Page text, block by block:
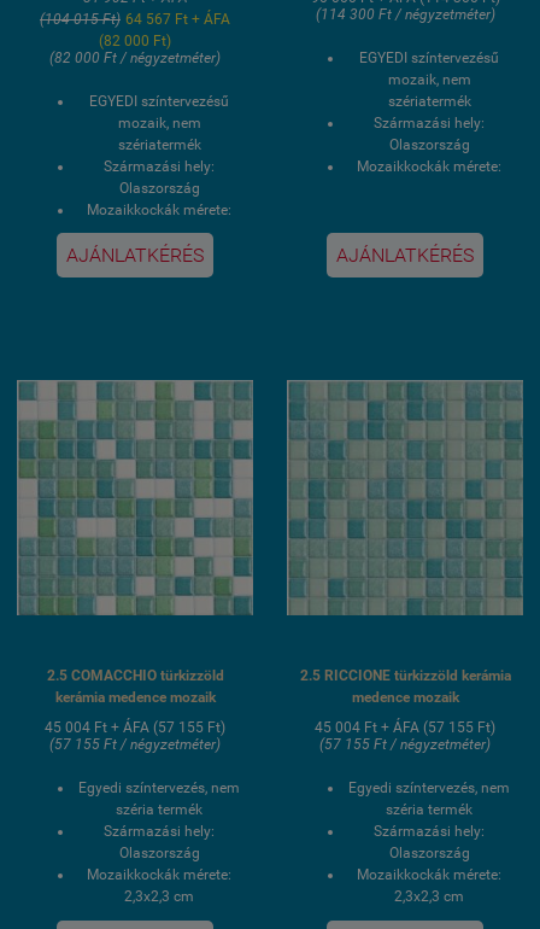
(104 015 Ft) 64 567 Ft + ÁFA
(82 000 Ft)
(82 000 Ft / négyzetméter)
EGYEDI színtervezésű
mozaik, nem
szériatermék
Származási hely:
Olaszország
Mozaikkockák mérete:
1x1 cm
Fagyálló, saválló
Speciális
Szállítási idő 3-4 hét
AJÁNLATKÉRÉS
(114 300 Ft / négyzetméter)
EGYEDI színtervezésű
mozaik, nem
szériatermék
Származási hely:
Olaszország
Mozaikkockák mérete:
Speciális
medenceburkolásra
előkíszített rögzítőhálós
AJÁNLATKÉRÉS
2.5 COMACCHIO türkizzöld
kerámia medence mozaik
45 004 Ft + ÁFA (57 155 Ft)
(57 155 Ft / négyzetméter)
Egyedi színtervezés, nem
széria termék
Származási hely:
Olaszország
Mozaikkockák mérete:
2,3x2,3 cm
Fagyálló, saválló
2.5 RICCIONE türkizzöld kerámia
medence mozaik
45 004 Ft + ÁFA (57 155 Ft)
(57 155 Ft / négyzetméter)
Egyedi színtervezés, nem
széria termék
Származási hely:
Olaszország
Mozaikkockák mérete:
2,3x2,3 cm
Fagyálló, saválló